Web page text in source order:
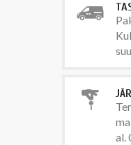
al.